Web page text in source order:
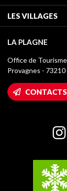
Classement des
Taxe de séjour
Médiathèque
Logos La Plagne
Accès Wifi
Maison des
Charte des
LES VILLAGES
Montchavin - Les
Champagny-en-
Plagne 1800
Plagne Villages
Plagne Aime 2000
LA PLAGNE
Office de Tourisme
Provagnes - 73210